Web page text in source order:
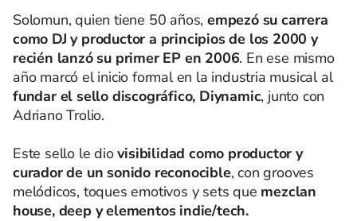
Solomun, quien tiene 50 años, empezó su carrera
como DJ y productor a principios de los 2000 y
recién lanzó su primer EP en 2006. En ese mismo
año marcó el inicio formal en la industria musical al
fundar el sello discográfico, Diynamic, junto con
Adriano Trolio.
Este sello le diovisibilidad como productor y
curador de un sonido reconocible, con grooves
melódicos, toques emotivos y sets que mezclan
house, deep y elementos indie/tech.